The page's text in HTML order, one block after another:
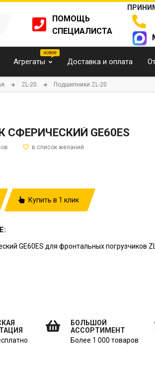
ПОМОЩЬ
СПЕЦИАЛИСТА
Агрегаты Доставка и оплата
ZL-20 Подшипники ZL-20
GE60ES
Купить в 1 клик
GE60ES для фронтальных погрузчиков
БОЛЬШОЙ
АССОРТИМЕНТ
Более 1 000 товаров